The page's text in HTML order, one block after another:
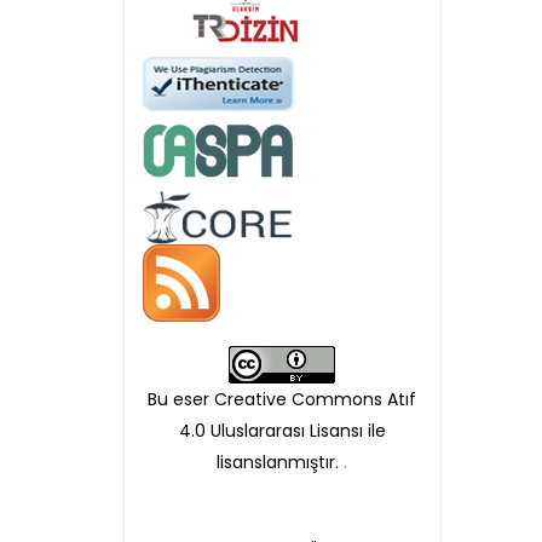
Öndenetimden geçen
makaleler için, 100 Avro
Makale İşletim Ücreti (APC)
alınmaktadır.
Hakem sürecine alınacak
makaleler için yazarlara
APC ödeme bilgi mesajı
iletilmektedir.
Bu eser Creative Commons Atıf
4.0 Uluslararası Lisansı ile
lisanslanmıştır. .